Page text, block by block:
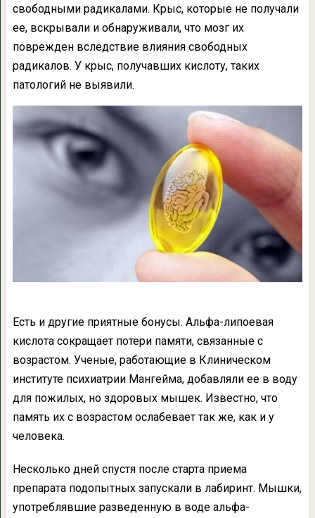
свободными радикалами. Крыс, которые не получали
ее, вскрывали и обнаруживали, что мозг их
поврежден вследствие влияния свободных
радикалов. У крыс, получавших кислоту, таких
патологий не выявили.
Есть и другие приятные бонусы. Альфа-липоевая
кислота сокращает потери памяти, связанные с
возрастом. Ученые, работающие в Клиническом
институте психиатрии Мангейма, добавляли ее в воду
для пожилых, но здоровых мышек. Известно, что
память их с возрастом ослабевает так же, как и у
человека.
Несколько дней спустя после старта приема
препарата подопытных запускали в лабиринт. Мышки,
употреблявшие разведенную в воде альфа-